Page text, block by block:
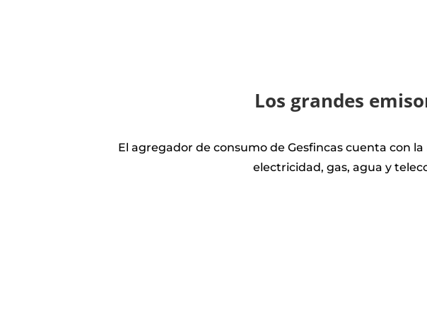
Los grandes
El agregador de consumo de Gesfincas cuenta con
electricidad, gas, agua y